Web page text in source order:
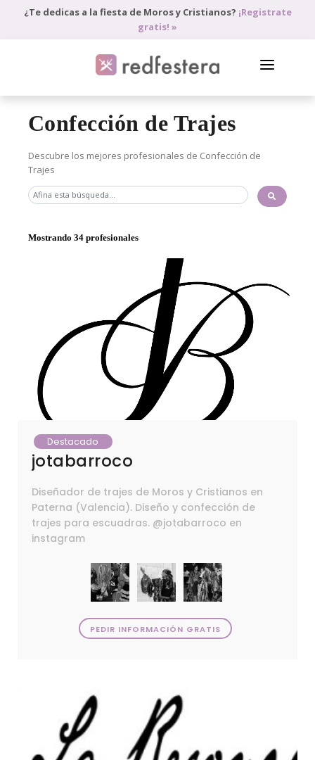
¿Te dedicas a la fiesta de Moros y Cristianos? ¡Registrate
gratis! »
ANÚNCIATE
ACCEDE
Confección de Trajes
Descubre los mejores profesionales de Confección de
Trajes
Mostrando 34 profesionales
Destacado
jotabarroco
Diseñador de trajes de Moros y Cristianos en
Paterna (Valencia). Diseño y confección de
trajes para escuadras. @jotabarroco en
instagram
PEDIR INFORMACIÓN GRATIS